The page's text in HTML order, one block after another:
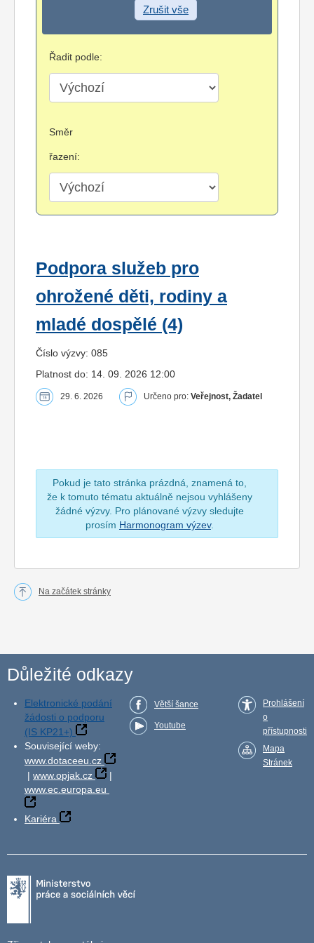
Zrušit vše
Řadit podle:
Směr
řazení:
Podpora služeb pro
ohrožené děti, rodiny a
mladé dospělé (4)
Číslo výzvy: 085
Platnost do: 14. 09. 2026 12:00
29. 6. 2026 Určeno pro: Veřejnost, Žadatel
Pokud je tato stránka prázdná, znamená to,
že k tomuto tématu aktuálně nejsou vyhlášeny
žádné výzvy. Pro plánované výzvy sledujte
prosím Harmonogram výzev.
Na začátek stránky
Důležité odkazy
Elektronické podání
žádosti o podporu
(IS KP21+)
Související weby:
www.dotaceeu.cz
| www.opjak.cz
|
www.ec.europa.eu
Kariéra
Větší šance
Youtube
Prohlášení
o
přístupnosti
Mapa
Stránek